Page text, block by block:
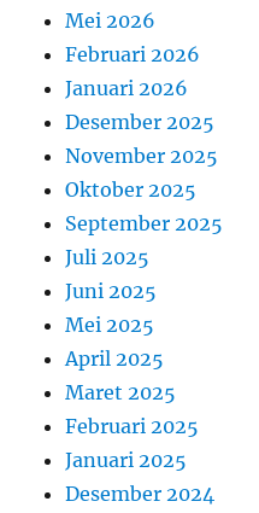
Mei 2026
Februari 2026
Januari 2026
Desember 2025
November 2025
Oktober 2025
September 2025
Juli 2025
Juni 2025
Mei 2025
April 2025
Maret 2025
Februari 2025
Januari 2025
Desember 2024